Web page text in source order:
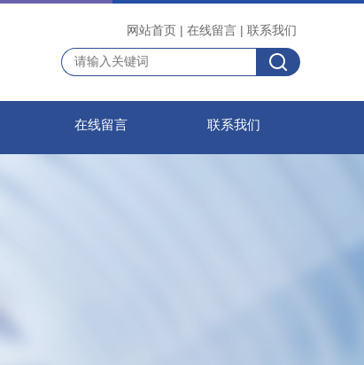
网站首页 | 在线留言 | 联系我们
在线留言 联系我们